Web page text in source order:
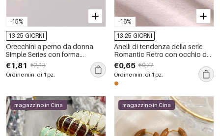
-15%
13-25 GIORNI
Orecchini a perno da donna
Simple Series con forma
geometrica, in acciaio
inossidabile, impermeabili, color
oro e strass.
€1,81 €2,13
Ordine min. di 1 pz.
-16%
13-25 GIORNI
Anelli di tendenza della serie
Romantic Retro con occhio del
diavolo, forma irregolare e stella,
in acciaio inossidabile,
impermeabili, colore oro.
€0,65 €0,77
Ordine min. di 1 pz.
magazzino in Cina magazzino in Cina